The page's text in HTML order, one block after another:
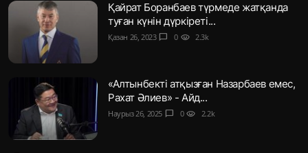
Қайрат Боранбаев түрмеде жатқанда
туған күнін дүркіреті...
Қазан 26, 2023 chat_bubble 0 visibility 2.3k
«Алтынбекті атқызған Назарбаев емес,
Рахат Әлиев» - Айд...
Наурыз 26, 2025 chat_bubble 0 visibility 2.2k